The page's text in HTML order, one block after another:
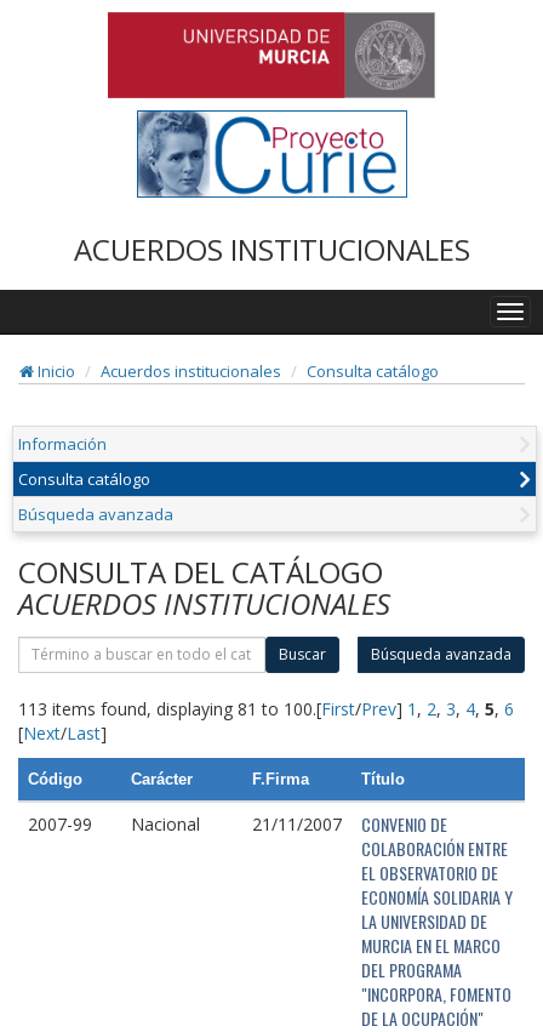
ACUERDOS INSTITUCIONALES
Inicio
Acuerdos institucionales Consulta catálogo
Información
Consulta catálogo
Búsqueda avanzada
CONSULTA DEL CATÁLOGO
ACUERDOS INSTITUCIONALES
Buscar Búsqueda avanzada
113 items found, displaying 81 to 100.[First/Prev] 1 , 2, 3, 4, 5, 6
[Next/Last]
Código Carácter F.Firma Título
2007-99 Nacional 21/11/2007
CONVENIO DE
COLABORACIÓN ENTRE
EL OBSERVATORIO DE
ECONOMÍA SOLIDARIA Y
LA UNIVERSIDAD DE
MURCIA EN EL MARCO
DEL PROGRAMA
"INCORPORA, FOMENTO
DE LA OCUPACIÓN"